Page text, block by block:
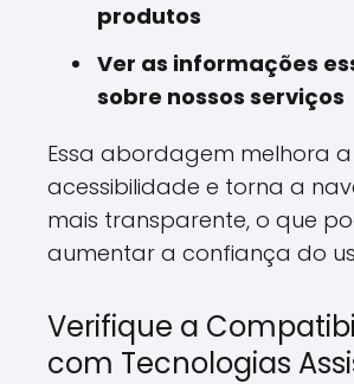
produtos
Ver as informações
sobre nossos serviços
Essa abordagem melhora a
acessibilidade e torna a
mais transparente, o que
aumentar a confiança do
Verifique a
com Tecnologias